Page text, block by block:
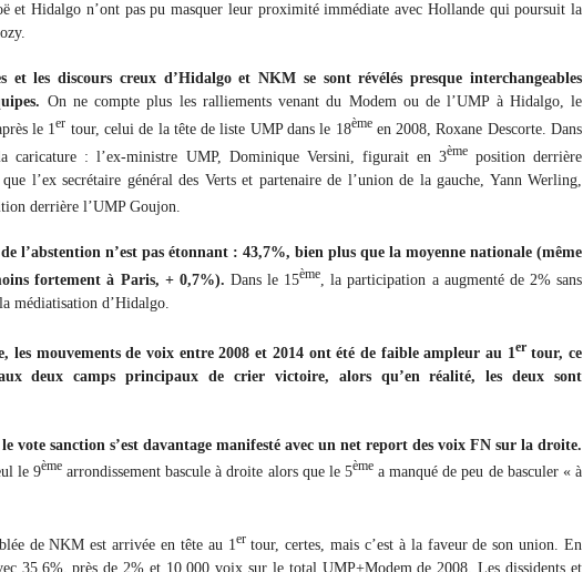
et Hidalgo n’ont pas pu masquer leur proximité immédiate avec Hollande qui poursuit la
et les discours creux d’Hidalgo et NKM se sont révélés presque interchangeables
On ne compte plus les ralliements venant du Modem ou de l’UMP à Hidalgo, le
le 1er tour, celui de la tête de liste UMP dans le 18èmeen 2008, Roxane Descorte. Dans
la caricature : l’ex-ministre UMP, Dominique Versini, figurait en 3èmeposition derrière
l’ex secrétaire général des Verts et partenaire de l’union de la gauche, Yann Werling,
derrière l’UMP Goujon.
l’abstention n’est pas étonnant : 43,7%, bien plus que la moyenne nationale (même
fortement à Paris, + 0,7%). Dans le 15ème , la participation a augmenté de 2% sans
médiatisation d’Hidalgo.
les mouvements de voix entre 2008 et 2014 ont été de faible ampleur au 1ertour, ce
deux camps principaux de crier victoire, alors qu’en réalité, les deux sont
vote sanction s’est davantage manifesté avec un net report des voix FN sur la droite.
le 9èmearrondissement bascule à droite alors que le 5èmea manqué de peu de basculer « à
de NKM est arrivée en tête au 1 er tour, certes, mais c’est à la faveur de son union. En
35,6%, près de 2% et 10.000 voix sur le total UMP+Modem de 2008. Les dissidents et